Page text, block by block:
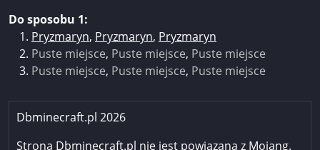
Do sposobu 1:
Pryzmaryn, Pryzmaryn, Pryzmaryn
Puste miejsce, Puste miejsce, Puste miejsce
Puste miejsce, Puste miejsce, Puste miejsce
Dbminecraft.pl 2026
Strona Dbminecraft.pl nie jest powiązana z Mojang.